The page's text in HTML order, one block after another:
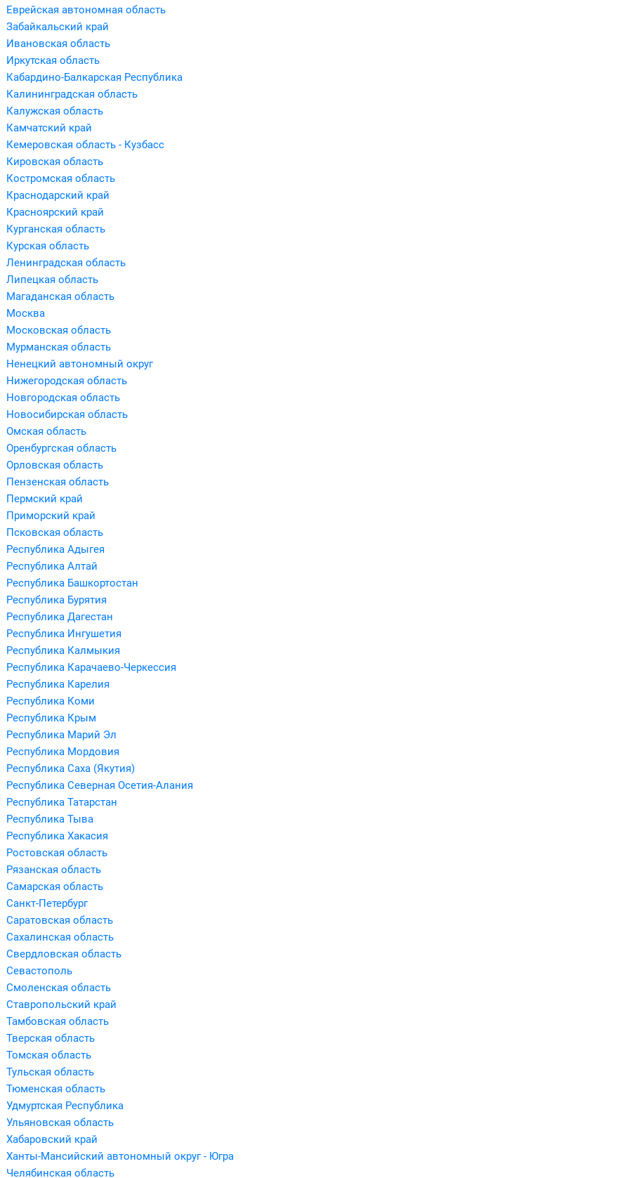
Еврейская автономная область
Забайкальский край
Ивановская область
Иркутская область
Кабардино-Балкарская Республика
Калининградская область
Калужская область
Камчатский край
Кемеровская область - Кузбасс
Кировская область
Костромская область
Краснодарский край
Красноярский край
Курганская область
Курская область
Ленинградская область
Липецкая область
Магаданская область
Москва
Московская область
Мурманская область
Ненецкий автономный округ
Нижегородская область
Новгородская область
Новосибирская область
Омская область
Оренбургская область
Орловская область
Пензенская область
Пермский край
Приморский край
Псковская область
Республика Адыгея
Республика Алтай
Республика Башкортостан
Республика Бурятия
Республика Дагестан
Республика Ингушетия
Республика Калмыкия
Республика Карачаево-Черкессия
Республика Карелия
Республика Коми
Республика Крым
Республика Марий Эл
Республика Мордовия
Республика Саха (Якутия)
Республика Северная Осетия-Алания
Республика Татарстан
Республика Тыва
Республика Хакасия
Ростовская область
Рязанская область
Самарская область
Санкт-Петербург
Саратовская область
Сахалинская область
Свердловская область
Севастополь
Смоленская область
Ставропольский край
Тамбовская область
Тверская область
Томская область
Тульская область
Тюменская область
Удмуртская Республика
Ульяновская область
Хабаровский край
Ханты-Мансийский автономный округ - Югра
Челябинская область